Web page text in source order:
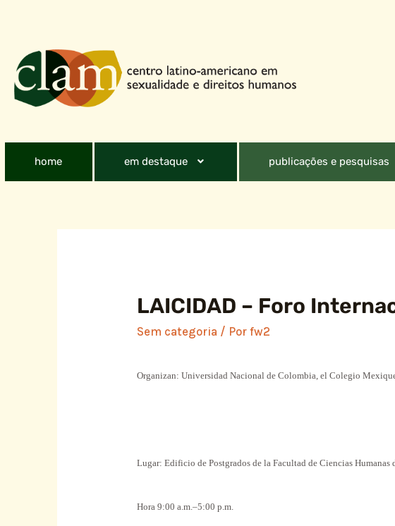
home em destaque publicações e pesquisas
LAICIDAD – Foro
Sem categoria / Porfw2
Organizan: Universidad Nacional de Colombia, el Colegio
Lugar: Edificio de Postgrados de la Facultad de Ciencias
Hora 9:00 a.m.–5:00 p.m.